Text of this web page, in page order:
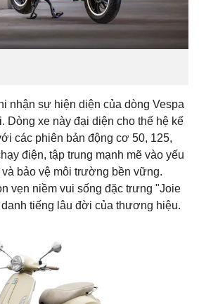
nhận sự hiện diện của dòng Vespa
Dòng xe này đại diện cho thế hệ kế
các phiên bản động cơ 50, 125,
điện, tập trung mạnh mẽ vào yếu
bảo vệ môi trường bền vững.
vẹn niềm vui sống đặc trưng "Joie
tiếng lâu đời của thương hiệu.